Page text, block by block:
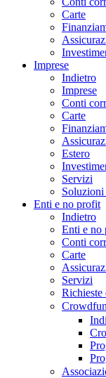
Carte
Imprese
Indietro
Imprese
Conti
Carte
Estero
Servizi
Soluzioni
Enti e no profit
Indietro
Enti e no
Conti
Carte
Servizi
Richieste